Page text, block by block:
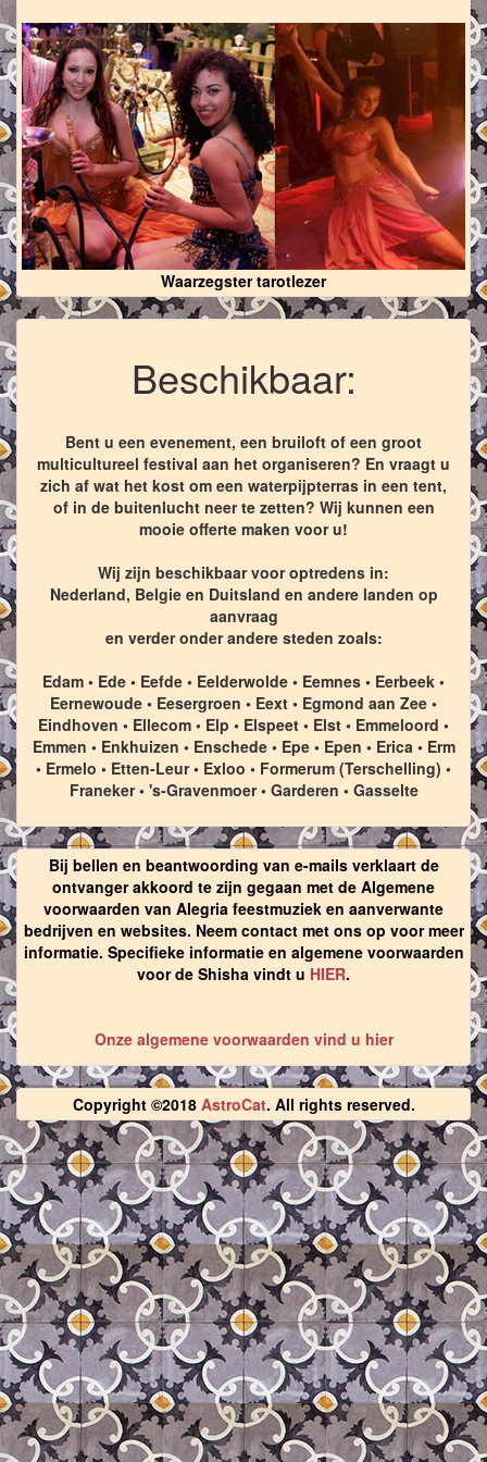
Waarzegster tarotlezer
Beschikbaar:
Bent u een evenement, een bruiloft of een groot
multicultureel festival aan het organiseren? En vraagt u
zich af wat het kost om een waterpijpterras in een tent,
of in de buitenlucht neer te zetten? Wij kunnen een
mooie offerte maken voor u!
Wij zijn beschikbaar voor optredens in:
Nederland, Belgie en Duitsland en andere landen op
aanvraag
en verder onder andere steden zoals:
Edam • Ede • Eefde • Eelderwolde • Eemnes • Eerbeek •
Eernewoude • Eesergroen • Eext • Egmond aan Zee •
Eindhoven • Ellecom • Elp • Elspeet • Elst • Emmeloord •
Emmen • Enkhuizen • Enschede • Epe • Epen • Erica • Erm
• Ermelo • Etten-Leur • Exloo • Formerum (Terschelling) •
Franeker • 's-Gravenmoer • Garderen • Gasselte
Bij bellen en beantwoording van e-mails verklaart de
ontvanger akkoord te zijn gegaan met de Algemene
voorwaarden van Alegria feestmuziek en aanverwante
bedrijven en websites. Neem contact met ons op voor meer
informatie. Specifieke informatie en algemene voorwaarden
voor de Shisha vindt u HIER.
Onze algemene voorwaarden vind u hier
Copyright ©2018 AstroCat. All rights reserved.